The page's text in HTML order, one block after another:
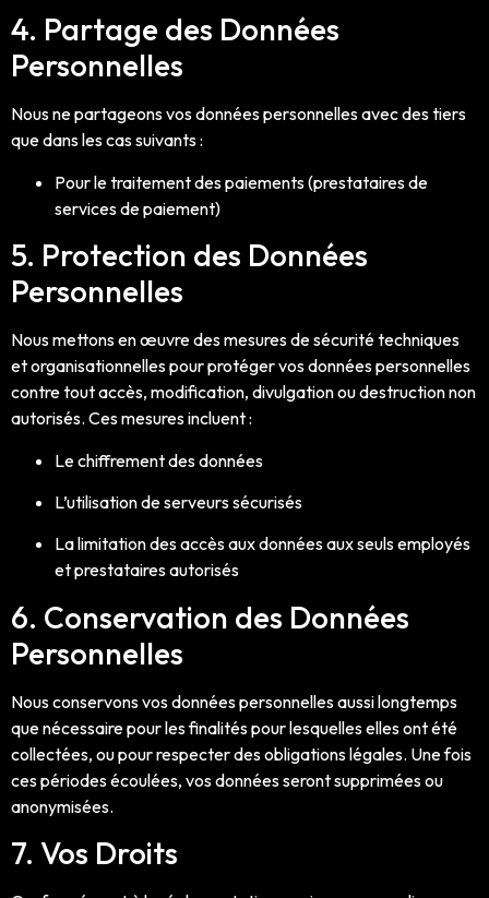
4. Partage des Données
Personnelles
Nous ne partageons vos données personnelles avec des tiers
que dans les cas suivants :
Pour le traitement des paiements (prestataires de
services de paiement)
5. Protection des Données
Personnelles
Nous mettons en œuvre des mesures de sécurité techniques
et organisationnelles pour protéger vos données personnelles
contre tout accès, modification, divulgation ou destruction non
autorisés. Ces mesures incluent :
Le chiffrement des données
L’utilisation de serveurs sécurisés
La limitation des accès aux données aux seuls employés
et prestataires autorisés
6. Conservation des Données
Personnelles
Nous conservons vos données personnelles aussi longtemps
que nécessaire pour les finalités pour lesquelles elles ont été
collectées, ou pour respecter des obligations légales. Une fois
ces périodes écoulées, vos données seront supprimées ou
anonymisées.
7. Vos Droits